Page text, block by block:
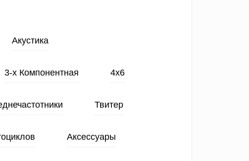
Акустика
3-х Компонентная 4х6
Твитер
Аксессуары